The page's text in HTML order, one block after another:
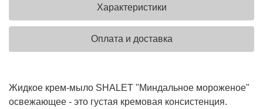
Характеристики
Оплата и доставка
Жидкое крем-мыло SHALET "Миндальное мороженое"
освежающее - это густая кремовая консистенция.